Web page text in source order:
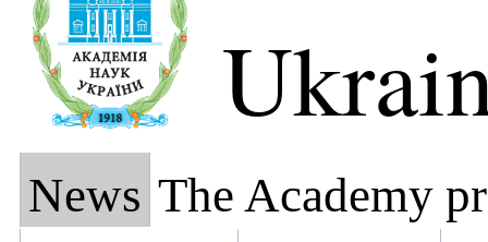
News The Academy